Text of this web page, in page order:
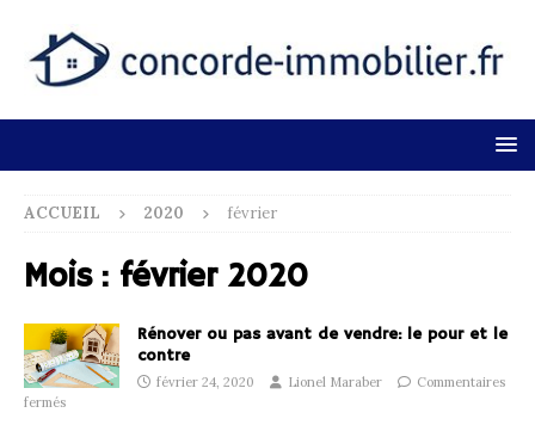
ACCUEIL 2020 février
Mois : février 2020
Rénover ou pas avant de vendre: le pour et le
contre
février 24, 2020 Lionel Maraber
Commentaires
fermés